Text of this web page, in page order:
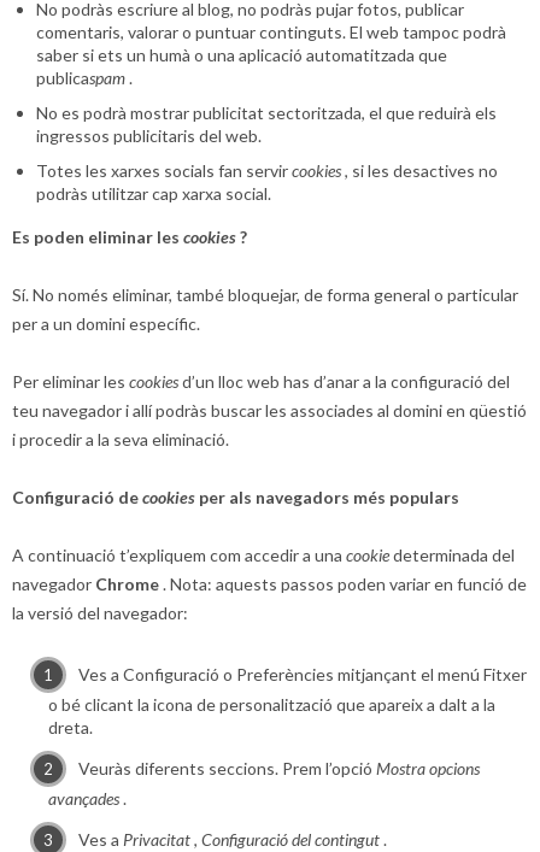
No podràs escriure al blog, no podràs pujar fotos, publicar
comentaris, valorar o puntuar continguts. El web tampoc podrà
saber si ets un humà o una aplicació automatitzada que
publicaspam.
No es podrà mostrar publicitat sectoritzada, el que reduirà els
ingressos publicitaris del web.
Totes les xarxes socials fan servircookies, si les desactives no
podràs utilitzar cap xarxa social.
Es poden eliminar les cookies?
Sí. No només eliminar, també bloquejar, de forma general o particular
per a un domini específic.
Per eliminar les cookiesd’un lloc web has d’anar a la configuració del
teu navegador i allí podràs buscar les associades al domini en qüestió
i procedir a la seva eliminació.
Configuració decookies per als navegadors més populars
A continuació t’expliquem com accedir a una cookiedeterminada del
navegador Chrome. Nota: aquests passos poden variar en funció de
la versió del navegador:
Ves a Configuració o Preferències mitjançant el menú Fitxer
o bé clicant la icona de personalització que apareix a dalt a la
dreta.
Veuràs diferents seccions. Prem l’opció Mostra opcions
avançades.
Ves a Privacitat, Configuració del contingut.